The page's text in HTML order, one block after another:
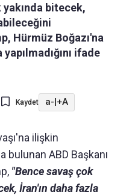
bitecek,
Hürmüz Boğazı'na
ifade
Kaydet a-|+A
ilişkin
bulunan ABD Başkanı
"Bence savaş çok
İran'ın daha fazla